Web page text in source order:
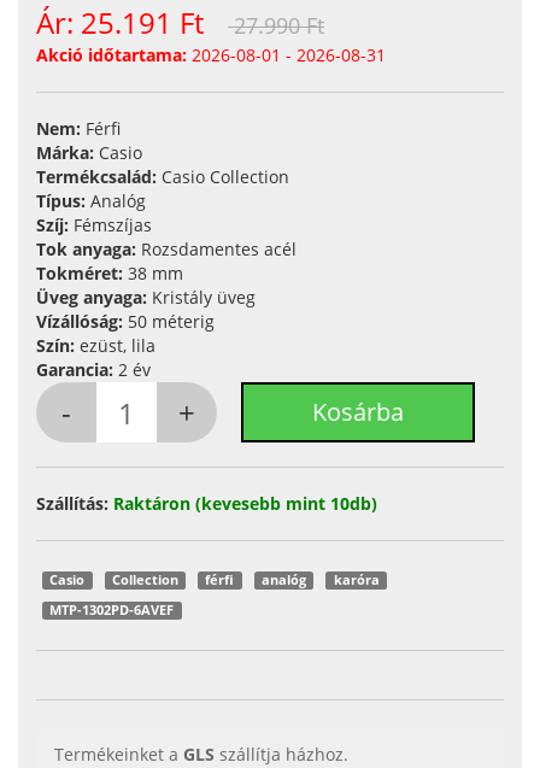
Ár: 25.191 Ft 27.990 Ft
Akció időtartama: 2026-08-01 - 2026-08-31
Nem: Férfi
Márka: Casio
Termékcsalád: Casio Collection
Típus: Analóg
Szíj: Fémszíjas
Tok anyaga: Rozsdamentes acél
Tokméret: 38 mm
Üveg anyaga: Kristály üveg
Vízállóság: 50 méterig
Szín: ezüst, lila
Garancia: 2 év
Szállítás: Raktáron (kevesebb mint 10db)
Casio Collection férfi analóg
karóra
MTP-1302PD-6AVEF
Termékeinket a GLS szállítja házhoz.